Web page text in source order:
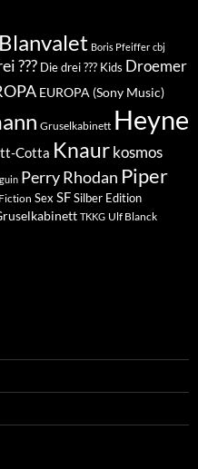
Blanvalet Boris Pfeiffer cbj
??? Die drei ??? Kids Droemer
EUROPA (Sony Music)
Gruselkabinett Heyne
Cotta Knaur kosmos
Perry Rhodan Piper
Sex SFSilber Edition
TKKG Ulf Blanck